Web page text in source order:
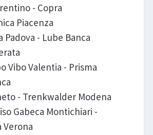
- Copra
Piacenza
- Lube Banca
Vibo Valentia - Prisma
- Trenkwalder Modena
Gabeca Montichiari -
Verona